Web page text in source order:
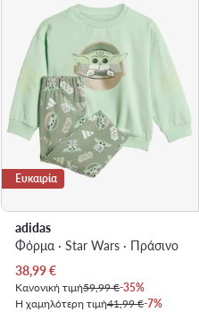
Ευκαιρία
adidas
Φόρμα · Star Wars · Πράσινο
Τρέχουσα τιμή
38,99€
Κανονική τιμή59,99 €-35%
Η χαμηλότερη τιμή41,99 €-7%